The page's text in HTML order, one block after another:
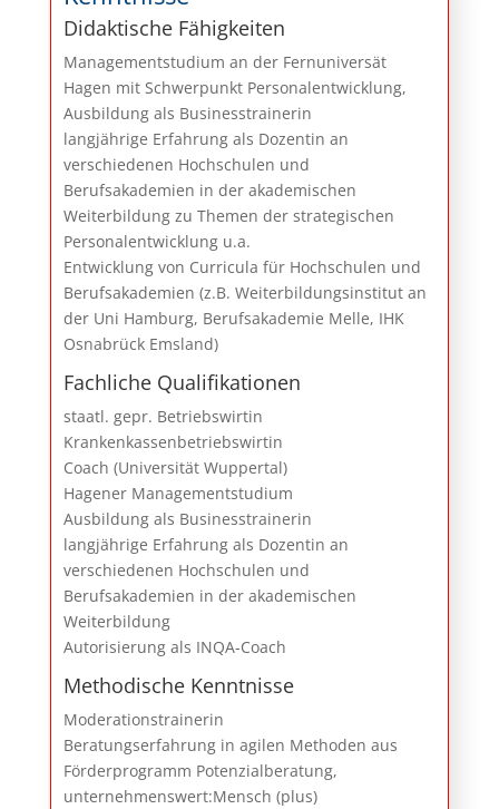
Didaktische Fähigkeiten
Managementstudium an der Fernuniversät
Hagen mit Schwerpunkt Personalentwicklung,
Ausbildung als Businesstrainerin
langjährige Erfahrung als Dozentin an
verschiedenen Hochschulen und
Berufsakademien in der akademischen
Weiterbildung zu Themen der strategischen
Personalentwicklung u.a.
Entwicklung von Curricula für Hochschulen und
Berufsakademien (z.B. Weiterbildungsinstitut an
der Uni Hamburg, Berufsakademie Melle, IHK
Osnabrück Emsland)
Fachliche Qualifikationen
staatl. gepr. Betriebswirtin
Krankenkassenbetriebswirtin
Coach (Universität Wuppertal)
Hagener Managementstudium
Ausbildung als Businesstrainerin
langjährige Erfahrung als Dozentin an
verschiedenen Hochschulen und
Berufsakademien in der akademischen
Weiterbildung
Autorisierung als INQA-Coach
Methodische Kenntnisse
Moderationstrainerin
Beratungserfahrung in agilen Methoden aus
Förderprogramm Potenzialberatung,
unternehmenswert:Mensch (plus)